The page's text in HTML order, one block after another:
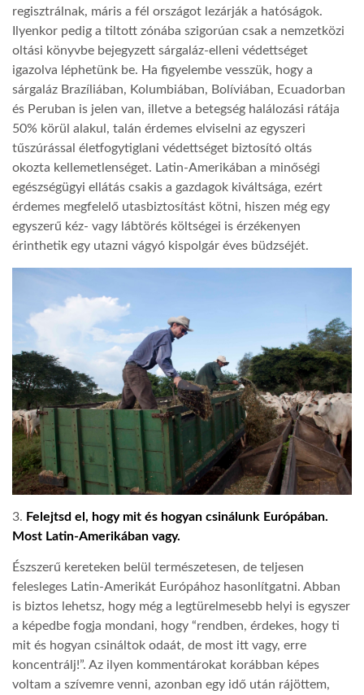
regisztrálnak, máris a fél országot lezárják a hatóságok.
Ilyenkor pedig a tiltott zónába szigorúan csak a nemzetközi
oltási könyvbe bejegyzett sárgaláz-elleni védettséget
igazolva léphetünk be. Ha figyelembe vesszük, hogy a
sárgaláz Brazíliában, Kolumbiában, Bolíviában, Ecuadorban
és Peruban is jelen van, illetve a betegség halálozási rátája
50% körül alakul, talán érdemes elviselni az egyszeri
tűszúrással életfogytiglani védettséget biztosító oltás
okozta kellemetlenséget. Latin-Amerikában a minőségi
egészségügyi ellátás csakis a gazdagok kiváltsága, ezért
érdemes megfelelő utasbiztosítást kötni, hiszen még egy
egyszerű kéz- vagy lábtörés költségei is érzékenyen
érinthetik egy utazni vágyó kispolgár éves büdzséjét.
3. Felejtsd el, hogy mit és hogyan csinálunk Európában.
Most Latin-Amerikában vagy.
Észszerű kereteken belül természetesen, de teljesen
felesleges Latin-Amerikát Európához hasonlítgatni. Abban
is biztos lehetsz, hogy még a legtürelmesebb helyi is egyszer
a képedbe fogja mondani, hogy “rendben, érdekes, hogy ti
mit és hogyan csináltok odaát, de most itt vagy, erre
koncentrálj!”. Az ilyen kommentárokat korábban képes
voltam a szívemre venni, azonban egy idő után rájöttem,